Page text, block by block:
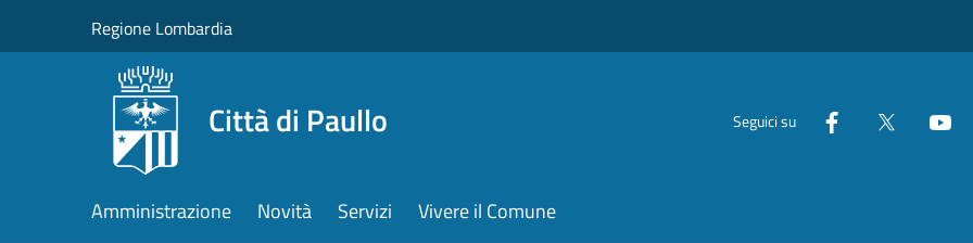
Regione Lombardia
Città di Paullo Seguici su
Amministrazione Novità Servizi Vivere il Comune